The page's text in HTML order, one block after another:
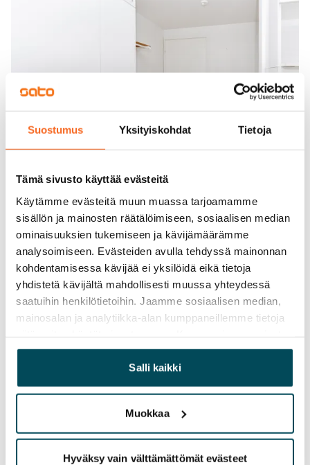
Suostumus Yksityiskohdat Tietoja
Tämä sivusto käyttää evästeitä
Käytämme evästeitä muun muassa tarjoamamme
sisällön ja mainosten räätälöimiseen, sosiaalisen median
ominaisuuksien tukemiseen ja kävijämäärämme
analysoimiseen. Evästeiden avulla tehdyssä mainonnan
kohdentamisessa kävijää ei yksilöidä eikä tietoja
yhdistetä kävijältä mahdollisesti muussa yhteydessä
saatuihin henkilötietoihin. Jaamme sosiaalisen median,
mainosalan ja analytiikka-alan kumppaneillemme tietoja
yhdistää näitä tietoja muihin tietoihin, joita olet antanut
heille tai joita on kerätty, kun olet käyttänyt heidän
palvelujaan.
Salli kaikki
Muokkaa
Hyväksy vain välttämättömät evästeet